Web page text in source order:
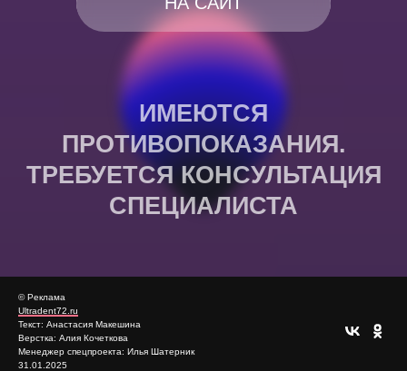
© Реклама
Ultradent72.ru
Текст: Анастасия Макешина
Верстка: Алия Кочеткова
Менеджер спецпроекта: Илья Шатерник
31.01.2025